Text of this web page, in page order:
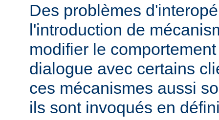
Des problèmes
l'introduction de
modifier le
dialogue avec certains
ces mécanismes aussi
ils sont invoqués en